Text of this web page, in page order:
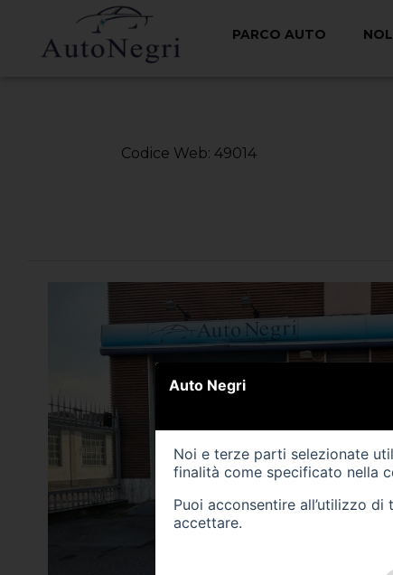
PARCO AUTO
< Torna Indietro
Codice Web: 49014
Auto Negri
Noi e terze parti selezionate
finalità come specificato nella
Puoi acconsentire all’utilizzo
accettare.